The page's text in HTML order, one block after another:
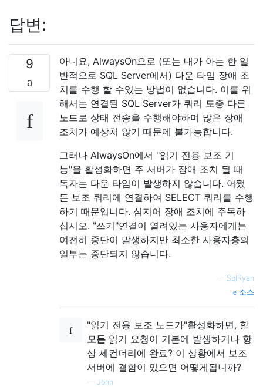
답변:
9
아니요, AlwaysOn으로 (또는 내가 아는 한 일
반적으로 SQL Server에서) 다운 타임 장애 조
치를 수행 할 수있는 방법이 없습니다. 이를 위
해서는 연결된 SQL Server가 쿼리 도중 다른
노드로 상태 전송을 수행해야하며 많은 장애
조치가 예상치 않기 때문에 불가능합니다.
그러나 AlwaysOn에서 "읽기 전용 보조 기
능"을 활성화하면 주 서버가 장애 조치 될 때
독자는 다운 타임이 발생하지 않습니다. 어쨌
든 보조 쿼리에 연결하여 SELECT 쿼리를 수행
하기 때문입니다. 심지어 장애 조치에 주목하
십시오. "쓰기"연결이 열려있는 사용자에게는
여전히 중단이 발생하지만 최소한 사용자층의
일부는 중단되지 않습니다.
— SqlRyan
소스
"읽기 전용 보조 노드가"활성화하면, 할
모든 읽기 요청이 기본에 발생하거나 항
상 세컨더리에 완료? 이 상황에서 보조
서버에 결함이 있으면 어떻게됩니까?
— John